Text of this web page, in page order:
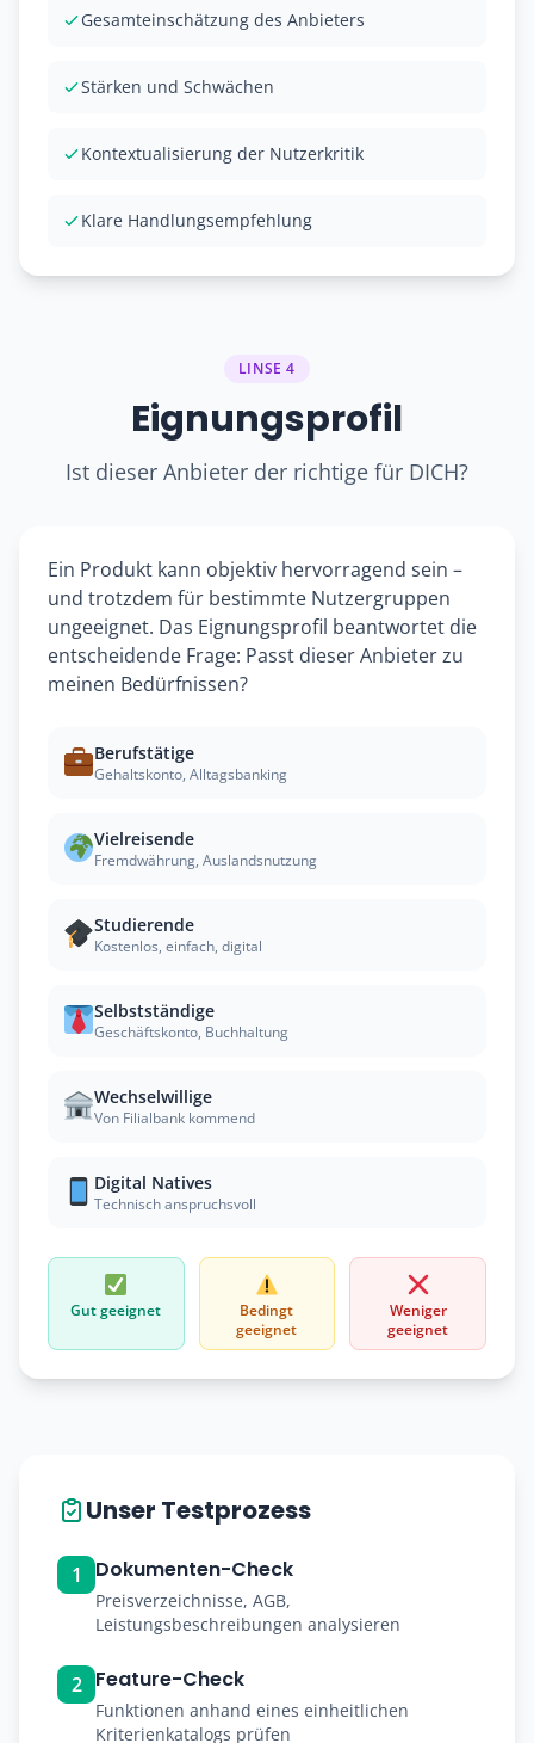
Gesamteinschätzung des Anbieters
Stärken und Schwächen
Kontextualisierung der Nutzerkritik
Klare Handlungsempfehlung
LINSE 4
Eignungsprofil
Ist dieser Anbieter der richtige für DICH?
Ein Produkt kann objektiv hervorragend sein –
und trotzdem für bestimmte Nutzergruppen
ungeeignet. Das Eignungsprofil beantwortet die
entscheidende Frage: Passt dieser Anbieter zu
meinen Bedürfnissen?
Berufstätige
Gehaltskonto, Alltagsbanking
Vielreisende
Fremdwährung, Auslandsnutzung
Studierende
Kostenlos, einfach, digital
Selbstständige
Geschäftskonto, Buchhaltung
Wechselwillige
Von Filialbank kommend
Digital Natives
Technisch anspruchsvoll
Gut geeignet
Bedingt
geeignet
Weniger
geeignet
Unser Testprozess
1 Dokumenten-Check
Preisverzeichnisse, AGB,
Leistungsbeschreibungen analysieren
2 Feature-Check
Funktionen anhand eines einheitlichen
Kriterienkatalogs prüfen